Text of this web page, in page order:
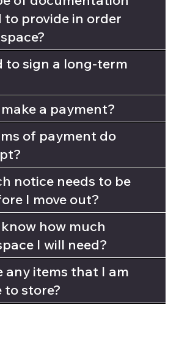
to provide in order
to sign a long-term
a payment?
of payment do
notice needs to be
I move out?
how much
I will need?
any items that I am
to store?